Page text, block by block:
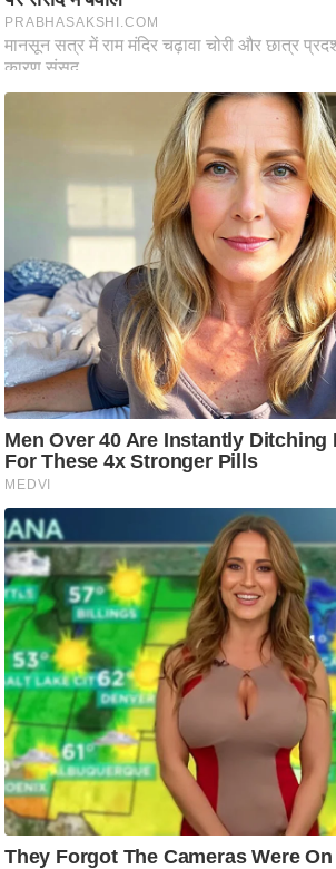
ई
.
चा
ध
र्म
ज्यो
ति
ष
प्र
भु
हि
मा
/
ध
र्म
स्थ
ल
व्र
त
त्यो
हा
र